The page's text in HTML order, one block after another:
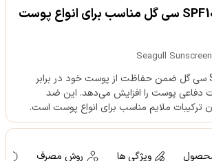
کرم ضد آفتاب SPF100 سی گل مناسب برای انواع پوست
Seagull
کرم ضد آفتاب SPF۱۰۰ سی گل ضمن حفاظت از پوست خود در برابر
دفاعی پوست را افزایش می‌دهد. این ضد
ترکیبات ملایم مناسب برای انواع پوست است.
ویژگی ها روش مصرف